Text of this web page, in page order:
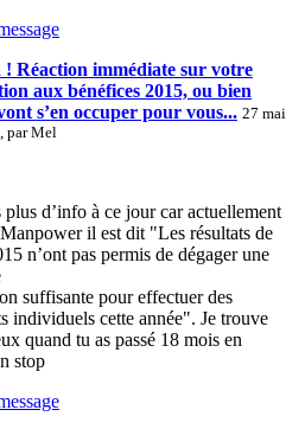
Réaction immédiate sur votre
aux bénéfices 2015, ou bien
s’en occuper pour vous... 27 mai
parMel
plus d’info à ce jour car actuellement
il est dit "Les résultats de
n’ont pas permis de dégager une
suffisante pour effectuer des
individuels cette année". Je trouve
quand tu as passé 18 mois en
stop